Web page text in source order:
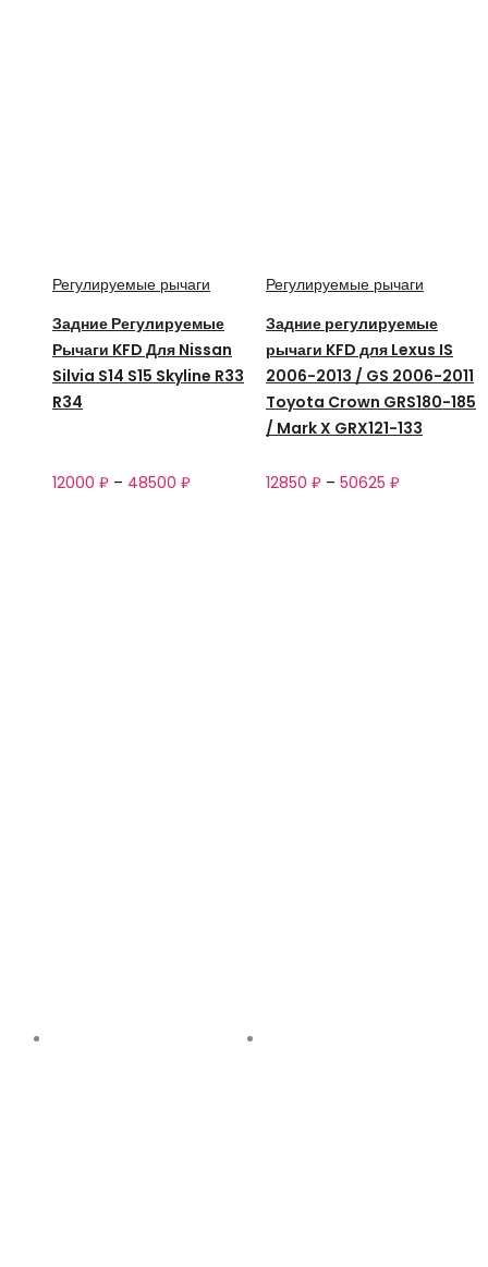
Регулируемые рычаги
Задние Регулируемые
Рычаги KFD Для Nissan
Silvia S14 S15 Skyline R33
R34
12000 ₽ – 48500 ₽
Регулируемые рычаги
Задние регулируемые
рычаги KFD для Lexus IS
2006-2013 / GS 2006-2011
Toyota Crown GRS180-185
/ Mark X GRX121-133
12850 ₽ – 50625 ₽